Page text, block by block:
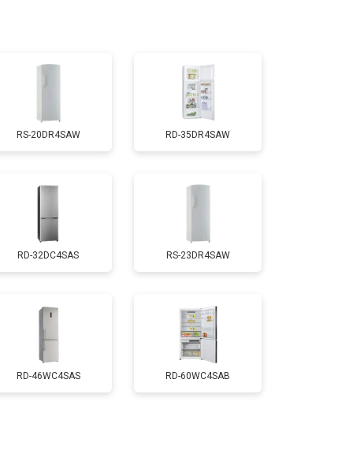
Заказать
1700 ₽ Заказать
Заказать
1700 ₽ Заказать
4750 ₽ Заказать
3650 ₽
RS-20DR4SAW RD-35DR4SAW
RD-32DC4SAS RS-23DR4SAW
RD-46WC4SAS RD-60WC4SAB